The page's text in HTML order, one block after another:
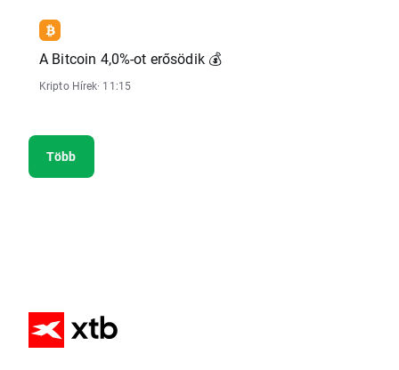
A Bitcoin 4,0%-ot erősödik 💰
Kripto Hírek· 11:15
Több